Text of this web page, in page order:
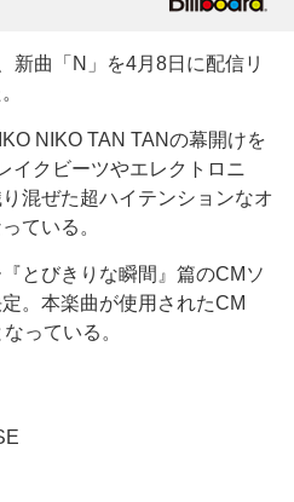
新曲「N」を4月8日に配信リ
NIKO TAN TANの幕開けを
イクビーツやエレクトロニ
混ぜた超ハイテンションなオ
ている。
とびきりな瞬間』篇のCMソ
。本楽曲が使用されたCM
っている。